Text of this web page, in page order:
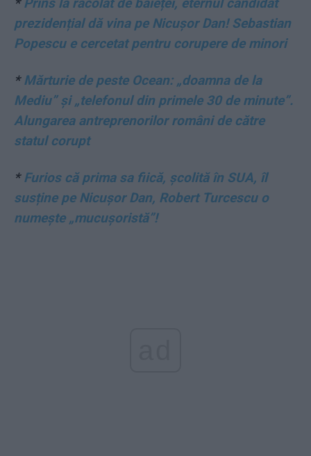
prezidențial dă vina pe Nicușor Dan! Sebastian
Popescu e cercetat pentru corupere de minori
*Mărturie de peste Ocean: „doamna de la
Mediu” și „telefonul din primele 30 de minute”.
Alungarea antreprenorilor români de către
statul corupt
*Furios că prima sa fiică, școlită în SUA, îl
susține pe Nicușor Dan, Robert Turcescu o
numește „mucușoristă”!